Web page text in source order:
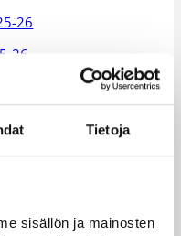
Tietoja
sisällön ja mainosten
26
26
Cupin